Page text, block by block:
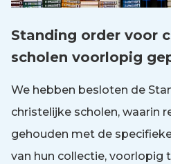
Standing order voor
scholen voorlopig
We hebben besloten de
christelijke scholen, waarin
gehouden met de
van hun collectie, voorlopig